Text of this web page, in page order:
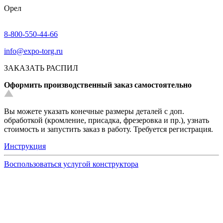
Орел
8-800-550-44-66
info@expo-torg.ru
ЗАКАЗАТЬ РАСПИЛ
Оформить производственный заказ самостоятельно
Вы можете указать конечные размеры деталей с доп.
обработкой (кромление, присадка, фрезеровка и пр.), узнать
стоимость и запустить заказ в работу. Требуется регистрация.
Инструкция
Воспользоваться услугой конструктора